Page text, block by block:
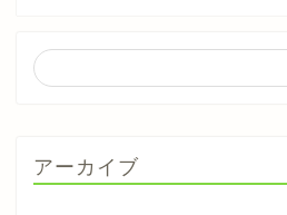
アーカイブ